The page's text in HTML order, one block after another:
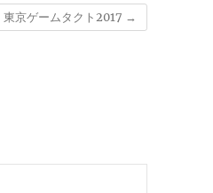
東京ゲームタクト2017 →